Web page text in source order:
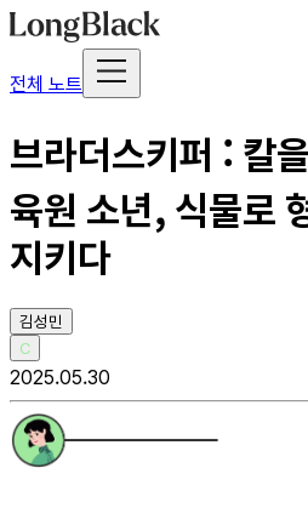
전체 노트
브라더스키퍼 : 칼
육원 소년, 식물로
지키다
김성민
C
2025.05.30